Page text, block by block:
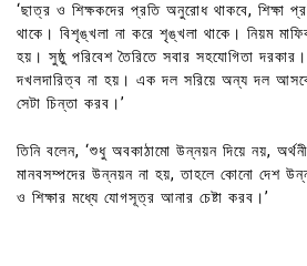
‘ছাত্র ও শিক্ষকদের প্রতি অনুরোধ থাকবে, শিক্ষা
থাকে। বিশৃঙ্খলা না করে শৃঙ্খলা থাকে। নিয়ম
হয়। সুষ্ঠু পরিবেশ তৈরিতে সবার সহযোগিতা দরকার।
দখলদারিত্ব না হয়। এক দল সরিয়ে অন্য দল
সেটা চিন্তা করব।’
তিনি বলেন, ‘শুধু অবকাঠামো উন্নয়ন দিয়ে নয়,
মানবসম্পদের উন্নয়ন না হয়, তাহলে কোনো দেশ
ও শিক্ষার মধ্যে যোগসূত্র আনার চেষ্টা করব।’